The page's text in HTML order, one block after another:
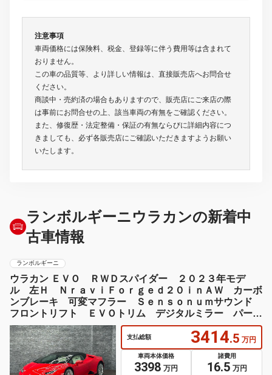
注意事項
車両価格には保険料、税金、登録等に伴う費用等は含まれて
おりません。
この車の品質等、より詳しい情報は、直接販売店へお問合せ
ください。
商談中・売約済の場合もありますので、販売店にご来店の際
は事前にお問合せの上、該当車両の有無をご確認ください。
また、修復歴・法定整備・保証の有無ならびに詳細内容につ
きましても、必ず各販売店にご確認いただきますようお願い
いたします。
ランボルギーニウラカンの新着中
古車情報
ランボルギーニ
ウラカン ＥＶＯ ＲＷＤスパイダー ２０２３年モデ
ル 左Ｈ ＮｒａｖｉＦｏｒｇｅｄ２０ｉｎＡＷ カーボ
ンブレーキ 可変マフラー Ｓｅｎｓｏｎｕｍサウンド
フロントリフト ＥＶＯトリム デジタルミラー パーキ
ングセンサー 白革 電動シート
支払総額 3414.5 万円
車両本体価格
3398 万円
諸費用
16.5 万円